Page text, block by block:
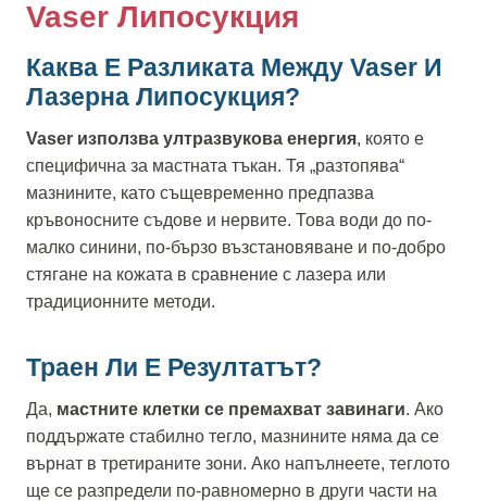
Vaser Липосукция
Каква Е Разликата Между Vaser И
Лазерна Липосукция?
Vaser използва ултразвукова енергия, която е
специфична за мастната тъкан. Тя „разтопява“
мазнините, като същевременно предпазва
кръвоносните съдове и нервите. Това води до по-
малко синини, по-бързо възстановяване и по-добро
стягане на кожата в сравнение с лазера или
традиционните методи.
Траен Ли Е Резултатът?
Да, мастните клетки се премахват завинаги. Ако
поддържате стабилно тегло, мазнините няма да се
върнат в третираните зони. Ако напълнеете, теглото
ще се разпредели по-равномерно в други части на